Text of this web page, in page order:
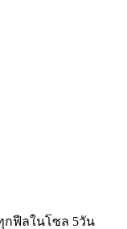
กฟีลในโซล 5วัน